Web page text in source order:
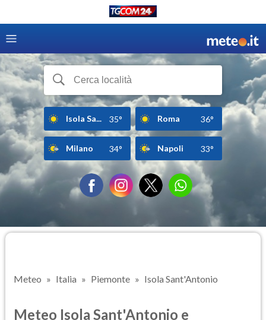
Isola Sa... 35° Roma 36°
Milano 34° Napoli 33°
Meteo Italia Piemonte Isola Sant'Antonio
Meteo Isola Sant'Antonio e